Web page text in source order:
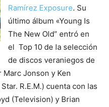
Ramírez Exposure. Su
último álbum «Young Is
The New Old” entró en
el Top 10 de la selección
de discos veraniegos de
Jonson y Ken
R.E.M.) cuenta con las
(Television) y Brian